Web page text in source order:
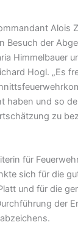
Alois
Besuch der
Himmelbauer
Hogl. „Es
haben und so
zu
für
sich für die
und für die
der